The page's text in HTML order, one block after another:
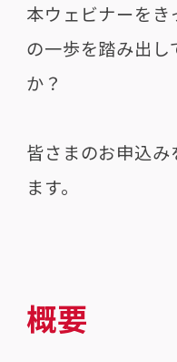
本ウェビナーを
の一歩を踏み出
か？
皆さまのお申込み
ます。
概要